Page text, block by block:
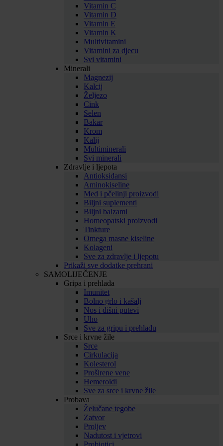
Vitamin C
Vitamin D
Vitamin E
Vitamin K
Multivitamini
Vitamini za djecu
Svi vitamini
Minerali
Magnezij
Kalcij
Željezo
Cink
Selen
Bakar
Krom
Kalij
Multiminerali
Svi minerali
Zdravlje i ljepota
Antioksidansi
Aminokiseline
Med i pčelinji proizvodi
Biljni suplementi
Biljni balzami
Homeopatski proizvodi
Tinkture
Omega masne kiseline
Kolageni
Sve za zdravlje i ljepotu
Prikaži sve dodatke prehrani
SAMOLIJEČENJE
Gripa i prehlada
Imunitet
Bolno grlo i kašalj
Nos i dišni putevi
Uho
Sve za gripu i prehladu
Srce i krvne žile
Srce
Cirkulacija
Kolesterol
Proširene vene
Hemeroidi
Sve za srce i krvne žile
Probava
Želučane tegobe
Zatvor
Proljev
Nadutost i vjetrovi
Probiotici